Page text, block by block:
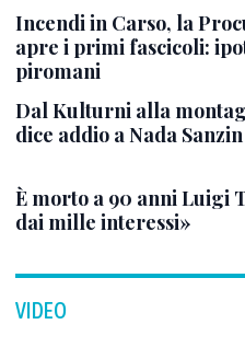
Incendi in Carso, la
apre i primi fascicoli:
piromani
Dal Kulturni alla
dice addio a Nada Sanzin
È morto a 90 anni Luigi
dai mille interessi»
VIDEO